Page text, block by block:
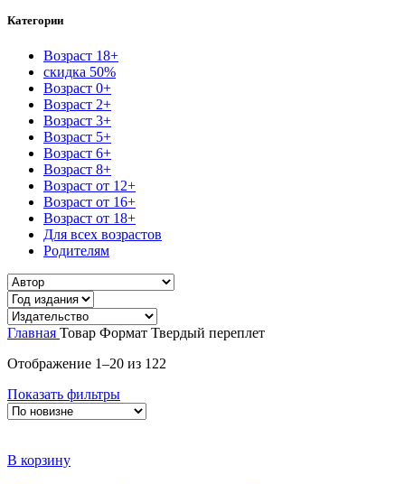
Категории
Возраст 18+
скидка 50%
Возраст 0+
Возраст 2+
Возраст 3+
Возраст 5+
Возраст 6+
Возраст 8+
Возраст от 12+
Возраст от 16+
Возраст от 18+
Для всех возрастов
Родителям
Главная Товар Формат Твердый переплет
Отображение 1–20 из 122
Показать фильтры
В корзину